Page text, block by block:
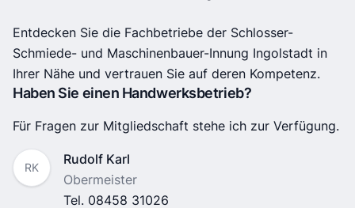
Entdecken Sie die Fachbetriebe der Schlosser-
Schmiede- und Maschinenbauer-Innung Ingolstadt in
Ihrer Nähe und vertrauen Sie auf deren Kompetenz.
Haben Sie einen Handwerksbetrieb?
Für Fragen zur Mitgliedschaft stehe ich zur Verfügung.
RK
Name
Rudolf Karl
Position
Obermeister
Tel. 08458 31026